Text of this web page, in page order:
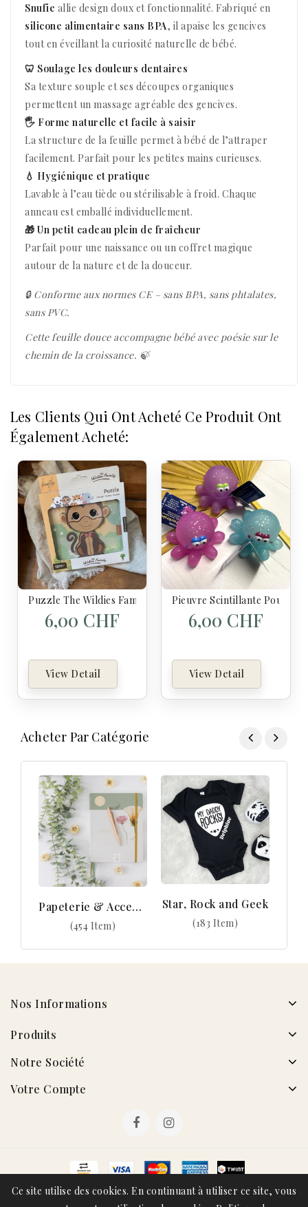
Snufie allie design doux et fonctionnalité. Fabriqué en
silicone alimentaire sans BPA, il apaise les gencives
tout en éveillant la curiosité naturelle de bébé.
🦷 Soulage les douleurs dentaires
Sa texture souple et ses découpes organiques
permettent un massage agréable des gencives.
🖐️ Forme naturelle et facile à saisir
La structure de la feuille permet à bébé de l’attraper
facilement. Parfait pour les petites mains curieuses.
💧 Hygiénique et pratique
Lavable à l’eau tiède ou stérilisable à froid. Chaque
anneau est emballé individuellement.
🎁 Un petit cadeau plein de fraîcheur
Parfait pour une naissance ou un coffret magique
autour de la nature et de la douceur.
🔒 Conforme aux normes CE – sans BPA, sans phtalates,
sans PVC.
Cette feuille douce accompagne bébé avec poésie sur le
chemin de la croissance. 🍃
Les Clients Qui Ont Acheté Ce Produit Ont
Également Acheté:
Puzzle The Wildies Family Singe - Jouéco
6,00 CHF
View Detail
Pieuvre Scintillante Pour La
6,00 CHF
View Detail
Acheter Par Catégorie
Papeterie & Accessoires
(454 Item)
Star, Rock and Geek
(183 Item)
Nos Informations
Produits
Notre Société
Votre Compte
Ce site utilise des cookies. En continuant à utiliser ce site, vous
© 2026 - Metamorphoses